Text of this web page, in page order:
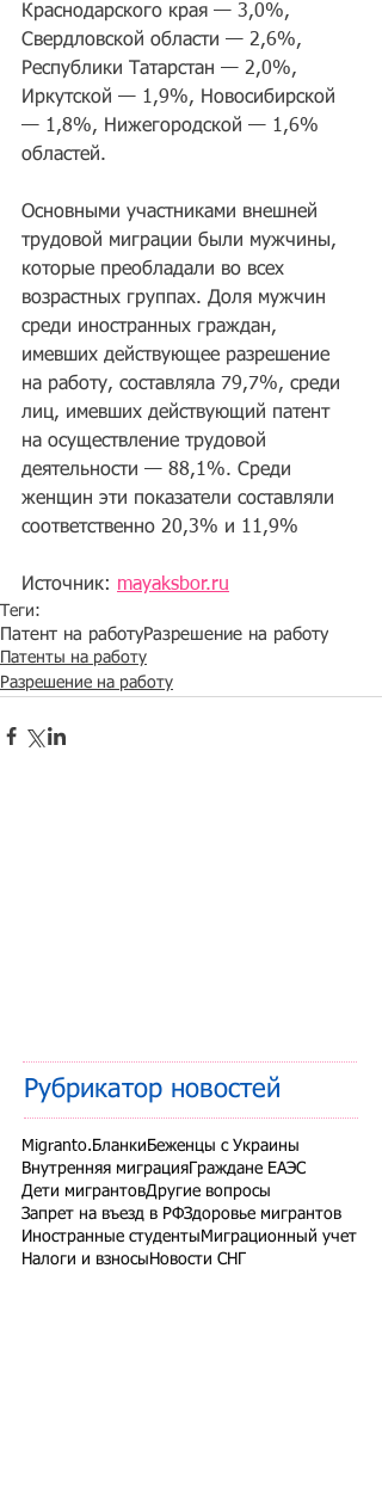
Краснодарского края — 3,0%,
Свердловской области — 2,6%,
Республики Татарстан — 2,0%,
Иркутской — 1,9%, Новосибирской
— 1,8%, Нижегородской — 1,6%
областей.
Основными участниками внешней
трудовой миграции были мужчины,
которые преобладали во всех
возрастных группах. Доля мужчин
среди иностранных граждан,
имевших действующее разрешение
на работу, составляла 79,7%, среди
лиц, имевших действующий патент
на осуществление трудовой
деятельности — 88,1%. Среди
женщин эти показатели составляли
соответственно 20,3% и 11,9%
Источник: mayaksbor.ru
Теги:
Патент на работуРазрешение на работу
Патенты на работу
Разрешение на работу
Рубрикатор новостей
Migranto.Бланки Беженцы с Украины
Внутренняя миграцияГраждане ЕАЭС
Дети мигрантовДругие вопросы
Запрет на въезд в РФЗдоровье мигрантов
Иностранные студенты Миграционный учет
Налоги и взносы Новости СНГ